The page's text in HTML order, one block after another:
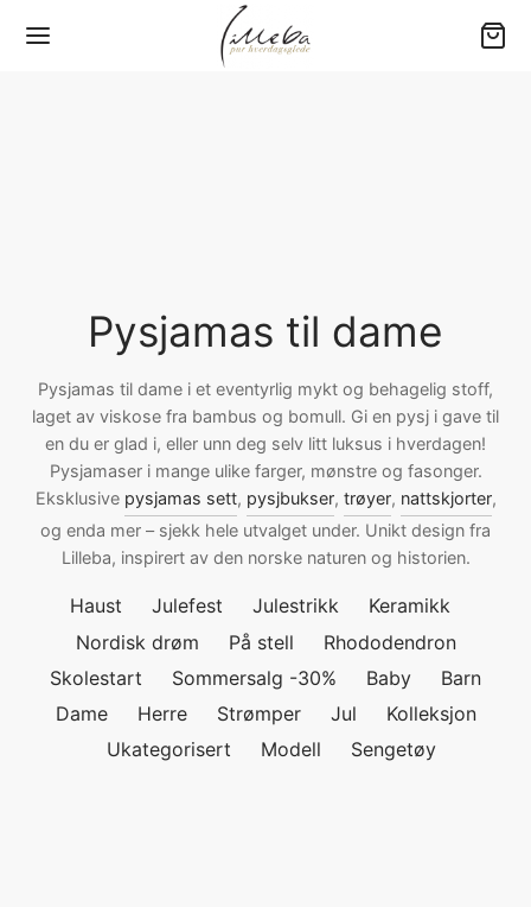
Pysjamas til dame
Pysjamas til dame i et eventyrlig mykt og behagelig stoff,
laget av viskose fra bambus og bomull. Gi en pysj i gave til
en du er glad i, eller unn deg selv litt luksus i hverdagen!
Pysjamaser i mange ulike farger, mønstre og fasonger.
Eksklusive pysjamas sett, pysjbukser, trøyer, nattskjorter,
og enda mer – sjekk hele utvalget under. Unikt design fra
Lilleba, inspirert av den norske naturen og historien.
Haust Julefest Julestrikk
Keramikk
Nordisk drøm
På stell
Rhododendron
Skolestart
Sommersalg -30% Baby
Barn
Dame
Herre Strømper Jul
Kolleksjon
Ukategorisert
Modell Sengetøy
drakteroverdeler
– Barneseng
– Standard
– Ekstra lengde
– Dobbeltdyne